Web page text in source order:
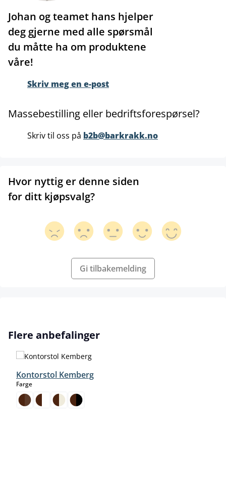
Johan og teamet hans hjelper
deg gjerne med alle spørsmål
du måtte ha om produktene
våre!
Skriv meg en e-post
Massebestilling eller bedriftsforespørsel?
Skriv til oss på b2b@barkrakk.no
Hvor nyttig er denne siden
for ditt kjøpsvalg?
Gi tilbakemelding
Hopp over produktgalleri
Flere anbefalinger
Kontorstol Kemberg
Fargeselect